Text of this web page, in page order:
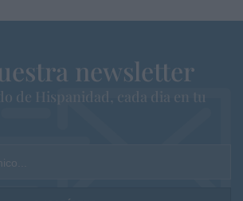
newsletter
de Hispanidad, cada dia en tu